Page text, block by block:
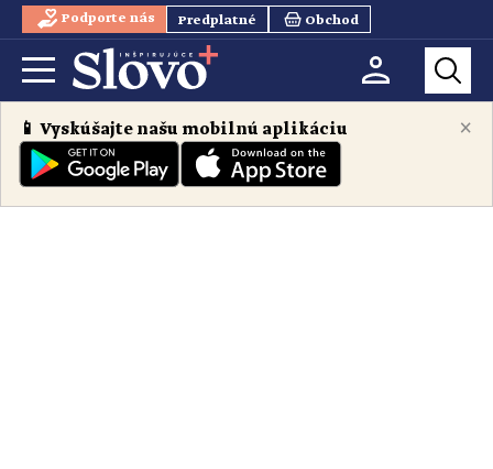
Podporte nás Predplatné Obchod
×
📱 Vyskúšajte našu mobilnú aplikáciu